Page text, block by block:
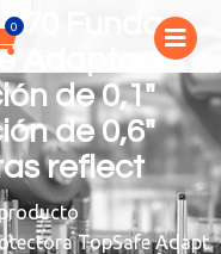
Funda
Adaptador
de 0,1"
de 0,6"
reflect
TopSafe